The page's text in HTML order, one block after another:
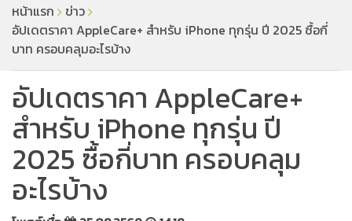
หน้าแรก
ข่าว
อัปเดตราคา AppleCare+ สำหรับ iPhone ทุกรุ่น ปี 2025 ซื้อกี่
บาท ครอบคลุมอะไรบ้าง
อัปเดตราคา AppleCare+
สำหรับ iPhone ทุกรุ่น ปี
2025 ซื้อกี่บาท ครอบคลุม
อะไรบ้าง